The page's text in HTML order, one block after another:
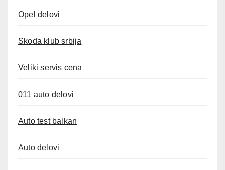
Opel delovi
Skoda klub srbija
Veliki servis cena
011 auto delovi
Auto test balkan
Auto delovi